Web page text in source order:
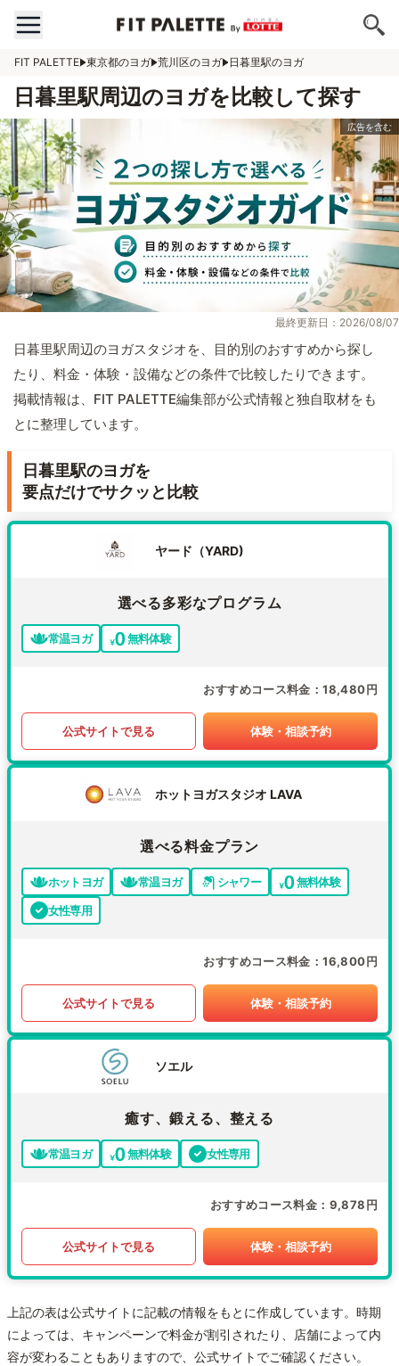
FIT PALETTE 東京都のヨガ 荒川区のヨガ 日暮里駅のヨガ
日暮里駅周辺のヨガを比較して探す
最終更新日：2026/08/07
日暮里駅周辺のヨガスタジオを、目的別のおすすめから探し
たり、料金・体験・設備などの条件で比較したりできます。
掲載情報は、FIT PALETTE編集部が公式情報と独自取材をも
とに整理しています。
日暮里駅のヨガを
要点だけでサクッと比較
ヤード（YARD)
選べる多彩なプログラム
常温ヨガ 無料体験
おすすめコース料金 18,480円
公式サイトで見る 体験・相談予約
ホットヨガスタジオ LAVA
選べる料金プラン
ホットヨガ 常温ヨガ シャワー
無料体験
女性専用
おすすめコース料金 16,800円
公式サイトで見る 体験・相談予約
ソエル
癒す、鍛える、整える
常温ヨガ 無料体験 女性専用
おすすめコース料金 9,878円
公式サイトで見る 体験・相談予約
上記の表は公式サイトに記載の情報をもとに作成しています。時期
によっては、キャンペーンで料金が割引されたり、店舗によって内
容が変わることもありますので、公式サイトでご確認ください。